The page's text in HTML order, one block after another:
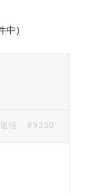
中)
#9350
返信